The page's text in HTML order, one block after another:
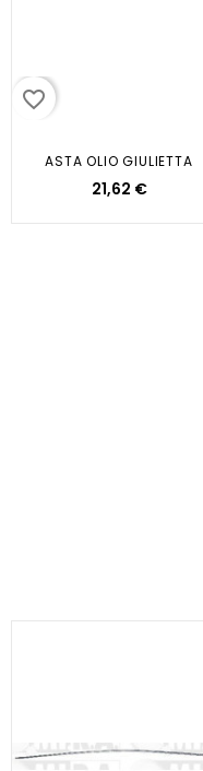
favorite_border
ASTA OLIO GIULIETTA
21,62 €